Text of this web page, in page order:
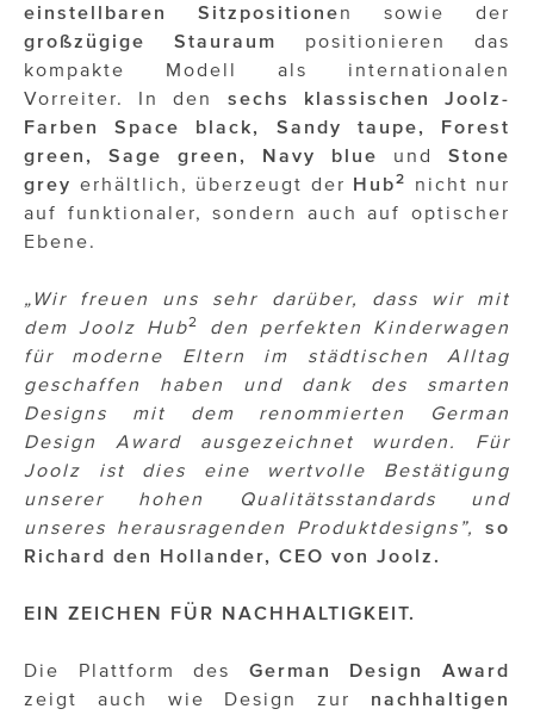
einstellbaren Sitzpositionen sowie der
großzügige Stauraum
positionieren das
kompakte Modell als internationalen
Vorreiter. In den sechs klassischen Joolz-
Farben Space black, Sandy taupe, Forest
green, Sage green, Navy blue
und Stone
grey erhältlich, überzeugt der Hub2
nicht nur
auf funktionaler, sondern auch auf optischer
Ebene.
„Wir freuen uns sehr darüber, dass wir mit
dem Joolz Hub2
den perfekten Kinderwagen
für moderne Eltern im städtischen Alltag
geschaffen haben und dank des smarten
Designs mit dem renommierten German
Design Award ausgezeichnet wurden. Für
Joolz ist dies eine wertvolle Bestätigung
unserer hohen Qualitätsstandards und
unseres herausragenden Produktdesigns”,
so
Richard den Hollander, CEO von Joolz.
EIN ZEICHEN FÜR NACHHALTIGKEIT.
Die Plattform des German Design Award
zeigt auch wie Design zur nachhaltigen